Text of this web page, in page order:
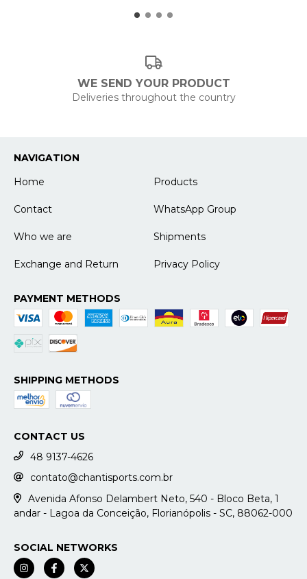
WE SEND YOUR PRODUCT
Deliveries throughout the country
NAVIGATION
Home
Products
Contact WhatsApp Group
Who we are Shipments
Exchange and Return Privacy Policy
PAYMENT METHODS
SHIPPING METHODS
CONTACT US
48 9137-4626
contato@chantisports.com.br
Avenida Afonso Delambert Neto, 540 - Bloco Beta, 1
andar - Lagoa da Conceição, Florianópolis - SC, 88062-000
SOCIAL NETWORKS